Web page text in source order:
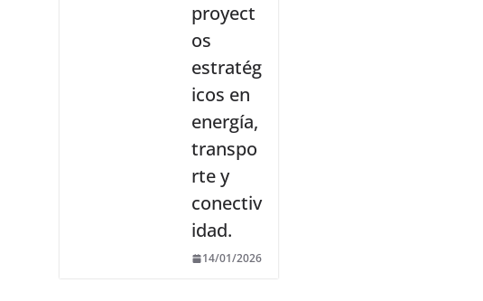
proyect
os
estratég
icos en
energía,
transpo
rte y
conectiv
idad.
14/01/2026